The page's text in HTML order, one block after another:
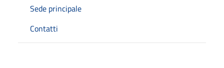
Sede principale
Contatti